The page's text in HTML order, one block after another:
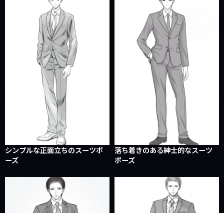
シンプルな正面立ちのスーツポ
ーズ
落ち着きのある紳士的なスーツ
ポーズ